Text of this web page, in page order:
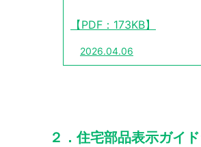
【PDF：173KB】
2026.04.06
２．住宅部品表示ガイ